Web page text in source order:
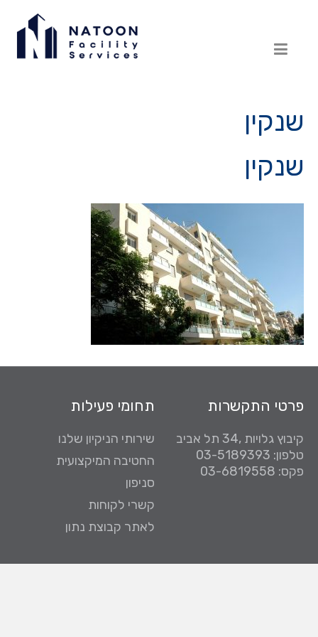
שנקין
שנקין
פרטי התקשרות
קיבוץ גלויות ,34 תל אביב
טלפון: 03-5189393
פקס: 03-6819558
תחומי פעילות
שירותי הניקיון שלנו
החטיבה המיקצועית
סניפון
קשרי לקוחות
לאתר קבוצת נתון